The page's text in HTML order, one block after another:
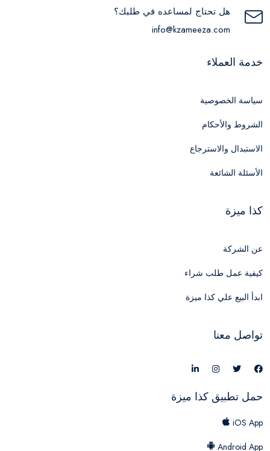
هل تحتاج لمساعده في طلبك؟
info@kzameeza.com
خدمة العملاء
سياسة الخصوصية
الشروط والأحكام
الاستبدال والاسترجاع
الأسئلة الشائعة
كذا ميزة
عن الشركة
كيفية عمل طلب شراء
ابدأ البيع علي كذا ميزة
تواصل معنا
حمل تطبيق كذا ميزة
iOS App
Android App